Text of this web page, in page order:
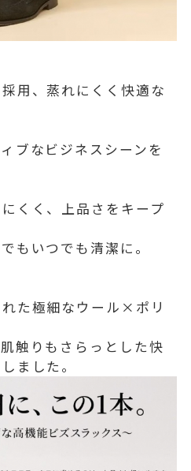
用、蒸れにくく快適な
ブなビジネスシーンを
くく、上品さをキープ
もいつでも清潔に。
た極細なウール×ポリ
触りもさらっとした快
ました。